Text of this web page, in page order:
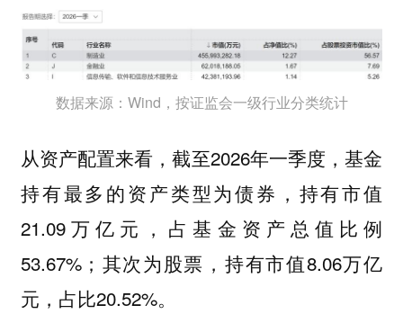
数据来源：Wind，按证监会一级行业分类统计
从资产配置来看，截至2026年一季度，基金
持有最多的资产类型为债券，持有市值
21.09万亿元，占基金资产总值比例
53.67%；其次为股票，持有市值8.06万亿
元，占比20.52%。